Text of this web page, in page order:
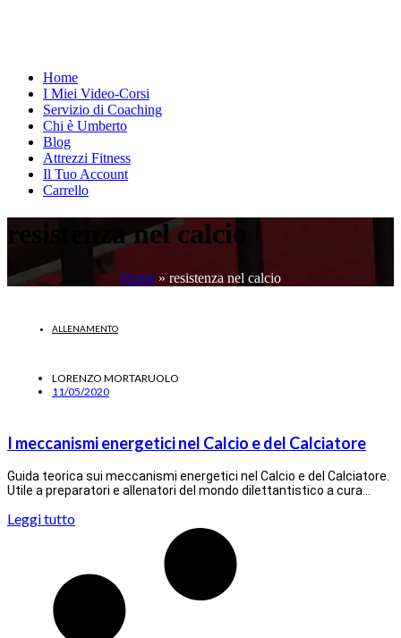
Home
I Miei Video-Corsi
Servizio di Coaching
Chi è Umberto
Blog
Attrezzi Fitness
Il Tuo Account
Carrello
resistenza nel calcio
Home » resistenza nel calcio
ALLENAMENTO
LORENZO MORTARUOLO
11/05/2020
I meccanismi energetici nel Calcio e del Calciatore
Guida teorica sui meccanismi energetici nel Calcio e del Calciatore.
Utile a preparatori e allenatori del mondo dilettantistico a cura…
Leggi tutto